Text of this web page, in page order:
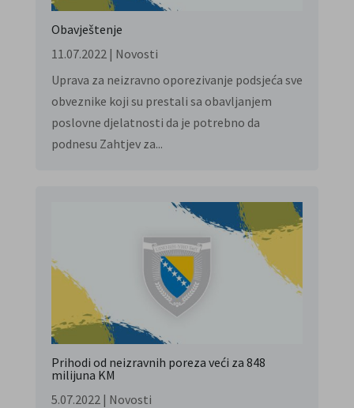
Obavještenje
11.07.2022 | Novosti
Uprava za neizravno oporezivanje podsjeća sve
obveznike koji su prestali sa obavljanjem
poslovne djelatnosti da je potrebno da
podnesu Zahtjev za...
Prihodi od neizravnih poreza veći za 848
milijuna KM
5.07.2022 | Novosti